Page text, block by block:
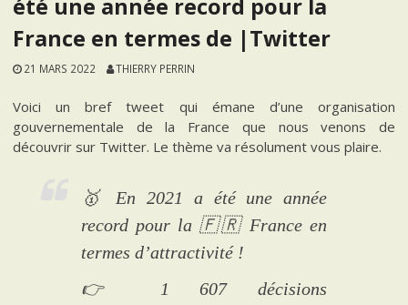
été une année record pour la
France en termes de |Twitter
21 MARS 2022 THIERRY PERRIN
Voici un bref tweet qui émane d’une organisation
gouvernementale de la France que nous venons de
découvrir sur Twitter. Le thème va résolument vous plaire.
🥇 En 2021 a été une année
record pour la 🇫🇷 France en
termes d’attractivité !
👉 1 607 décisions